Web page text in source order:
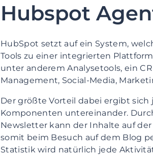
Hubspot
HubSpot setzt auf ein System,
Tools zu einer integrierten
unter anderem Analysetools, ein
Management, Social-Media,
Der größte Vorteil dabei ergibt
Komponenten untereinander.
Newsletter kann der Inhalte auf
somit beim Besuch auf dem Blog
Statistik wird natürlich jede